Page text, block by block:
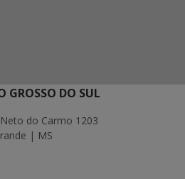
GROSSO DO SUL
do Carmo 1203
| MS